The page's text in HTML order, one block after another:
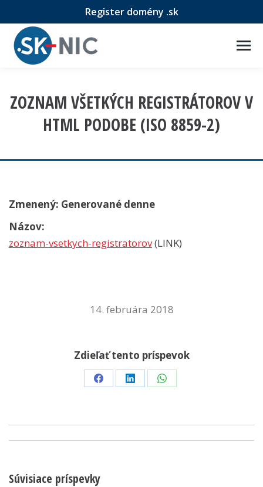
Register domény .sk
ZOZNAM VŠETKÝCH REGISTRÁTOROV V
HTML PODOBE (ISO 8859-2)
Zmenený: Generované denne
Názov:
zoznam-vsetkych-registratorov(LINK)
14. februára 2018
Zdieľať tento príspevok
Share
Facebook
Share
LinkedIn
Share
WhatsApp
Súvisiace príspevky